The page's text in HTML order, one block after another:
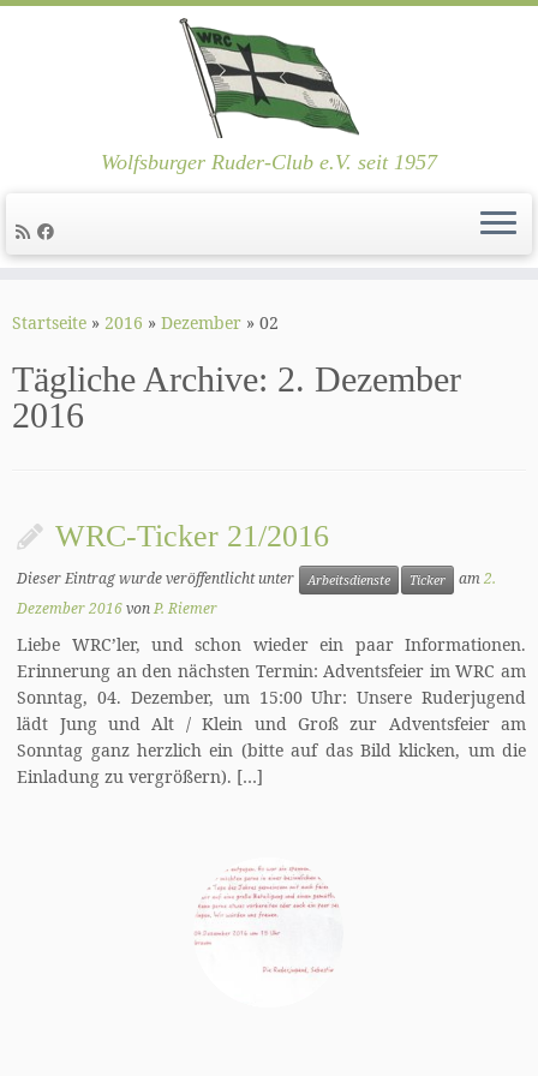
Inhalt
Wolfsburger Ruder-Club e.V. seit 1957
Startseite » 2016 » Dezember » 02
Tägliche Archive: 2. Dezember
2016
WRC-Ticker 21/2016
Dieser Eintrag wurde veröffentlicht unter Arbeitsdienste Ticker am2.
Dezember 2016vonP. Riemer
Liebe WRC’ler, und schon wieder ein paar Informationen.
Erinnerung an den nächsten Termin: Adventsfeier im WRC am
Sonntag, 04. Dezember, um 15:00 Uhr: Unsere Ruderjugend
lädt Jung und Alt / Klein und Groß zur Adventsfeier am
Sonntag ganz herzlich ein (bitte auf das Bild klicken, um die
Einladung zu vergrößern). […]